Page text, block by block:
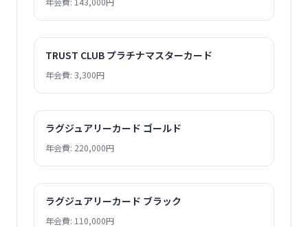
TRUST CLUB プラチナマスターカード
年会費: 3,300円
ラグジュアリーカード ゴールド
年会費: 220,000円
ラグジュアリーカード ブラック
年会費: 110,000円